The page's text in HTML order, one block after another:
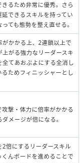
きるため非常に優秀。さら
延できるスキルを持ってい
ても態勢を整え直せる。
がかかる上、2連鎖以上で
上がる強力なリーダースキ
全てあおぷよにする全消し
るためフィニッシャーとし
攻撃・体力に倍率がかかる
ダメージが倍になる。
倍にするリーダースキル
くんボードを進めることで